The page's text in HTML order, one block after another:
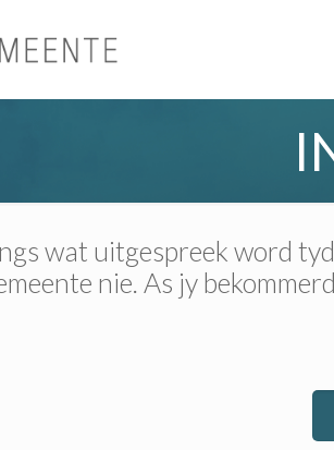
wat uitgespreek word
nie. As jy